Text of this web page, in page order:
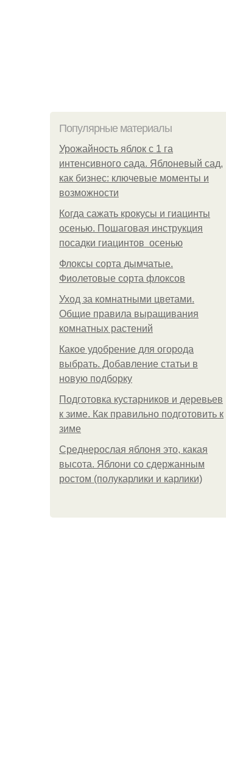
Популярные материалы
Урожайность яблок с 1 га
интенсивного сада. Яблоневый сад,
как бизнес: ключевые моменты и
возможности
Когда сажать крокусы и гиацинты
осенью. Пошаговая инструкция
посадки гиацинтов осенью
Флоксы сорта дымчатые.
Фиолетовые сорта флоксов
Уход за комнатными цветами.
Общие правила выращивания
комнатных растений
Какое удобрение для огорода
выбрать. Добавление статьи в
новую подборку
Подготовка кустарников и деревьев
к зиме. Как правильно подготовить к
зиме
Среднерослая яблоня это, какая
высота. Яблони со сдержанным
ростом (полукарлики и карлики)